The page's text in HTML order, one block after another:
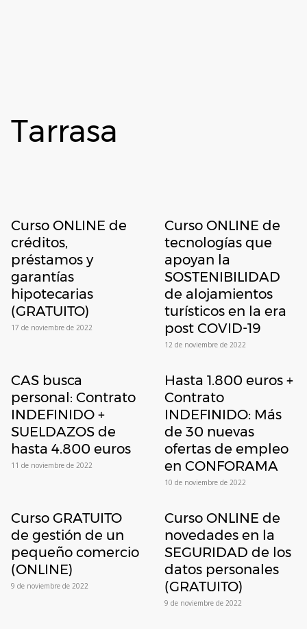
Tarrasa
Curso ONLINE de
créditos,
préstamos y
garantías
hipotecarias
(GRATUITO)
17 de noviembre de 2022
Curso ONLINE de
tecnologías que
apoyan la
SOSTENIBILIDAD
de alojamientos
turísticos en la era
post COVID-19
12 de noviembre de 2022
CAS busca
personal: Contrato
INDEFINIDO +
SUELDAZOS de
hasta 4.800 euros
11 de noviembre de 2022
Hasta 1.800 euros +
Contrato
INDEFINIDO: Más
de 30 nuevas
ofertas de empleo
en CONFORAMA
10 de noviembre de 2022
Curso GRATUITO
de gestión de un
pequeño comercio
(ONLINE)
9 de noviembre de 2022
Curso ONLINE de
novedades en la
SEGURIDAD de los
datos personales
(GRATUITO)
9 de noviembre de 2022